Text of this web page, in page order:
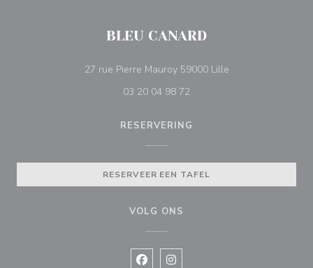
BLEU CANARD
27 rue Pierre Mauroy 59000 Lille((opent in een
03 20 04 98 72
RESERVERING
RESERVEER EEN TAFEL
VOLG ONS